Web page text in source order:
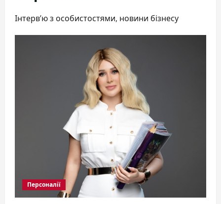
Інтерв’ю з особистостями, новини бізнесу
Персоналії